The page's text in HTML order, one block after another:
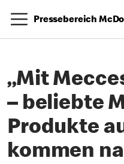
Pressebereich
„Mit
– beliebte
Produkte
kommen